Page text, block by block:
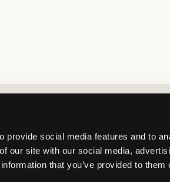
provide social media features and to
our site with our social media,
that you’ve provided to them